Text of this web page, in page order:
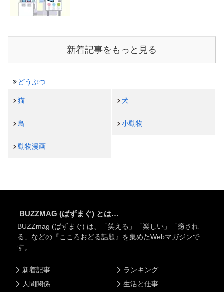
新着記事をもっと見る
どうぶつ
猫 犬
鳥 小動物
動物漫画
BUZZMAG (ばずまぐ) とは…
BUZZmag (ばずまぐ) は、「笑える」「楽しい」「癒され
る」などの『こころおどる話題』を集めたWebマガジンで
す。
新着記事
人間関係
ランキング
生活と仕事